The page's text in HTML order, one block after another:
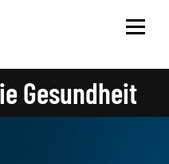
Gesundheit